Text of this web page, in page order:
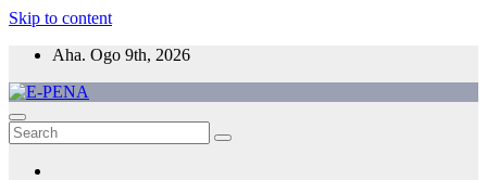
Skip to content
Aha. Ogo 9th, 2026
E-PENA
Berita Digital Terkini